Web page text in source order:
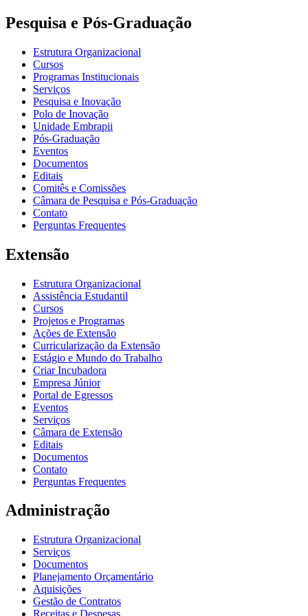
Pesquisa e Pós-Graduação
Estrutura Organizacional
Cursos
Programas Institucionais
Serviços
Pesquisa e Inovação
Polo de Inovação
Unidade Embrapii
Pós-Graduação
Eventos
Documentos
Editais
Comitês e Comissões
Câmara de Pesquisa e Pós-Graduação
Contato
Perguntas Frequentes
Extensão
Estrutura Organizacional
Assistência Estudantil
Cursos
Projetos e Programas
Ações de Extensão
Curricularização da Extensão
Estágio e Mundo do Trabalho
Criar Incubadora
Empresa Júnior
Portal de Egressos
Eventos
Serviços
Câmara de Extensão
Editais
Documentos
Contato
Perguntas Frequentes
Administração
Estrutura Organizacional
Serviços
Documentos
Planejamento Orçamentário
Aquisições
Gestão de Contratos